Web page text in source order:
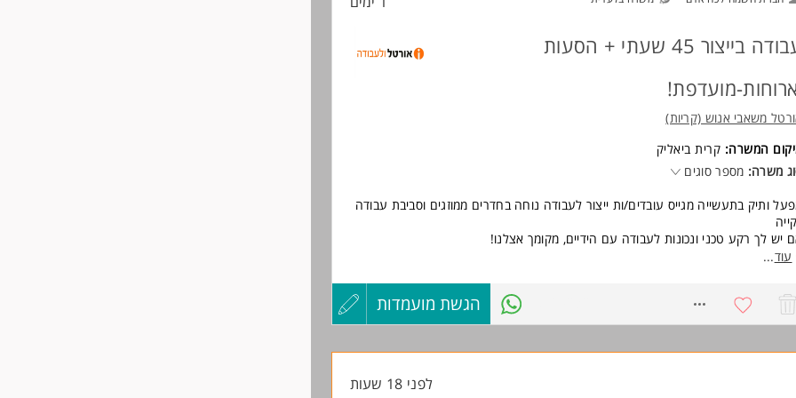
עבודה בייצור 45 שעתי + הסעות
מועדפת!
משאבי אנוש (קריות)
המשרה: קרית ביאליק
משרה: מספר סוגים
ותיק בתעשייה מגייס עובדים/ות ייצור לעבודה נוחה בחדרים ממוזגים וסביבת עבודה
יש לך רקע טכני ונכונות לעבודה עם הידיים, מקומך אצלנו!
מלאה במשמרות - בוקר / צהריים / לילה
הסעות מאזורי הסביבה
שתייה חמה וקרה לאורך כל המשמרת
עוד...
הגשת מועמדות
עדכון
לפני 18 שעות